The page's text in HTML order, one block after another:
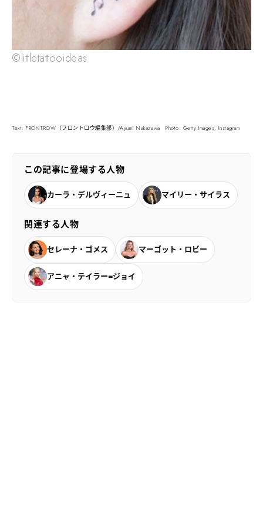
©littletattooideas
Text: FRONTROW（フロントロウ編集部）/Ayumi Nakazawa Photo: Getty Images, Instagram
この記事に登場する人物
カーラ・デルヴィーニュ マイリー・サイラス
関連する人物
セレーナ・ゴメス マーゴット・ロビー
アニャ・テイラー=ジョイ